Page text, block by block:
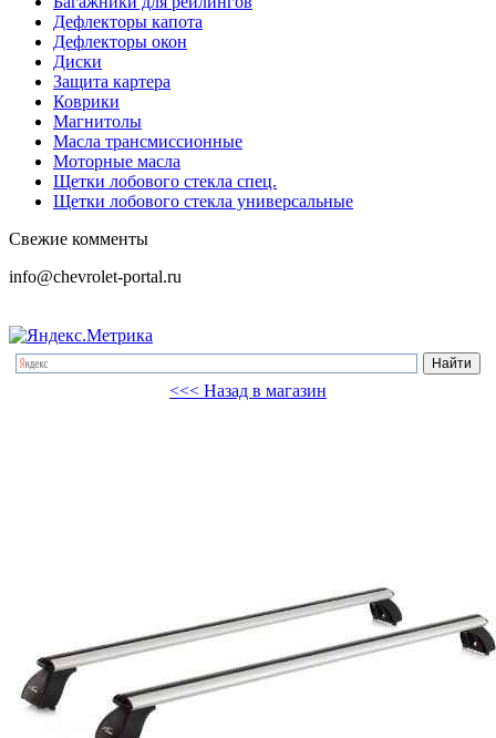
Дефлекторы капота
Дефлекторы окон
Диски
Защита картера
Коврики
Магнитолы
Масла трансмиссионные
Моторные масла
Щетки лобового стекла спец.
Щетки лобового стекла универсальные
Свежие комменты
info@chevrolet-portal.ru
<<< Назад в магазин